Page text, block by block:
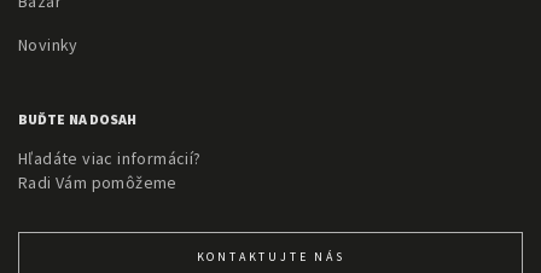
Novinky
BUĎTE NA DOSAH
Hľadáte viac informácií?
Radi Vám pomôžeme
KONTAKTUJTE NÁS